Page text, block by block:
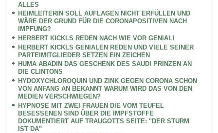
ALLES
HEIMLEITERIN SOLL AUFLAGEN NICHT ERFÜLLEN UND
WÄRE DER GRUND FÜR DIE CORONAPOSITIVEN NACH
IMPFUNG?
HERBERT KICKLS REDEN NACH WIE VOR GENIAL!
HERBERT KICKLS GENIALEN REDEN UND VIELE SEINER
PARTEIMITGLIEDER SETZEN EIN ZEICHEN
HUMA ABADIN DAS GESCHENK DES SAUDI PRINZEN AN
DIE CLINTONS
HYDOXYCHLOROQUIN UND ZINK GEGEN CORONA SCHON
VON ANFANG AN BEKANNT WARUM WIRD DAS VON DEN
MEDIEN VERSCHWIEGEN?
HYPNOSE MIT ZWEI FRAUEN DIE VOM TEUFEL
BESESSENEN SIND ÜBER DIE IMPFSTOFFE
DOKUMENTIERT AUF TRAUGOTTS SEITE: "DER STURM
IST DA"